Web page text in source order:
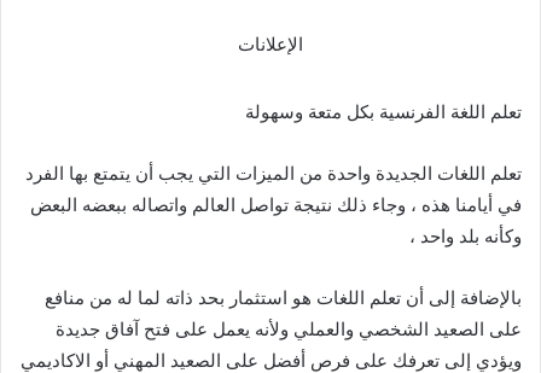
الإعلانات
تعلم اللغة الفرنسية بكل متعة وسهولة
تعلم اللغات الجديدة واحدة من الميزات التي يجب أن يتمتع بها الفرد
في أيامنا هذه ، وجاء ذلك نتيجة تواصل العالم واتصاله ببعضه البعض
وكأنه بلد واحد ،
بالإضافة إلى أن تعلم اللغات هو استثمار بحد ذاته لما له من منافع
على الصعيد الشخصي والعملي ولأنه يعمل على فتح آفاق جديدة
ويؤدي إلى تعرفك على فرص أفضل على الصعيد المهني أو الاكاديمي